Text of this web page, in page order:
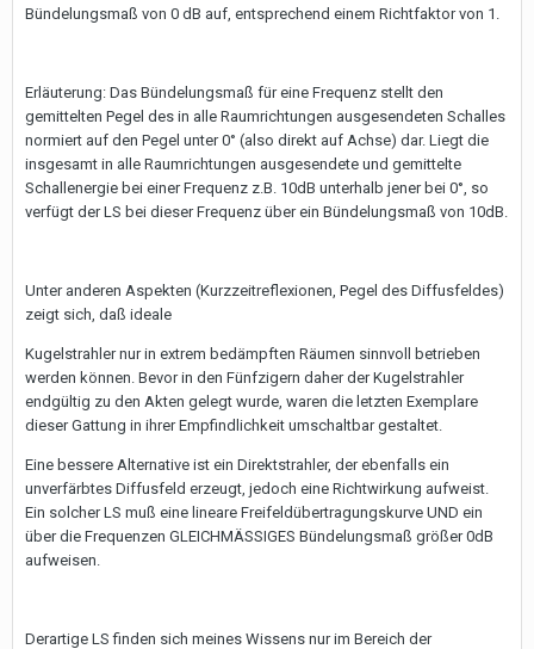
Bündelungsmaß von 0 dB auf, entsprechend einem Richtfaktor von 1.
Erläuterung: Das Bündelungsmaß für eine Frequenz stellt den
gemittelten Pegel des in alle Raumrichtungen ausgesendeten Schalles
normiert auf den Pegel unter 0° (also direkt auf Achse) dar. Liegt die
insgesamt in alle Raumrichtungen ausgesendete und gemittelte
Schallenergie bei einer Frequenz z.B. 10dB unterhalb jener bei 0°, so
verfügt der LS bei dieser Frequenz über ein Bündelungsmaß von 10dB.
Unter anderen Aspekten (Kurzzeitreflexionen, Pegel des Diffusfeldes)
zeigt sich, daß ideale
Kugelstrahler nur in extrem bedämpften Räumen sinnvoll betrieben
werden können. Bevor in den Fünfzigern daher der Kugelstrahler
endgültig zu den Akten gelegt wurde, waren die letzten Exemplare
dieser Gattung in ihrer Empfindlichkeit umschaltbar gestaltet.
Eine bessere Alternative ist ein Direktstrahler, der ebenfalls ein
unverfärbtes Diffusfeld erzeugt, jedoch eine Richtwirkung aufweist.
Ein solcher LS muß eine lineare Freifeldübertragungskurve UND ein
über die Frequenzen GLEICHMÄSSIGES Bündelungsmaß größer 0dB
aufweisen.
Derartige LS finden sich meines Wissens nur im Bereich der